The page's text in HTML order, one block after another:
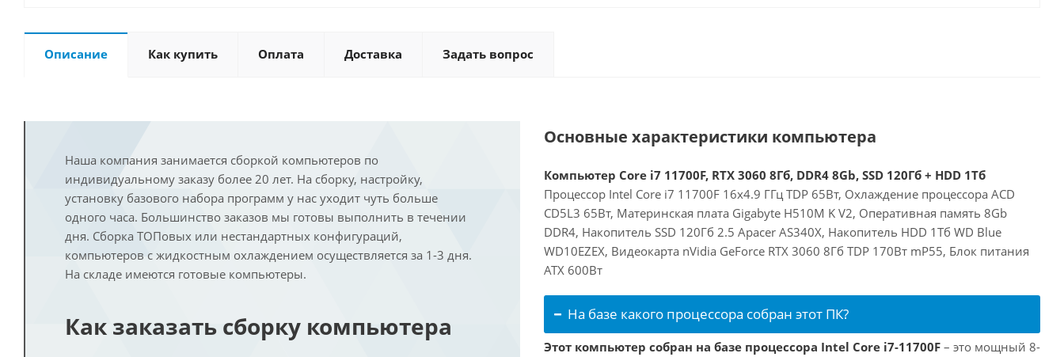
Описание Как купить Оплата Доставка Задать вопрос
Наша компания занимается сборкой компьютеров по
индивидуальному заказу более 20 лет. На сборку, настройку,
установку базового набора программ у нас уходит чуть больше
одного часа. Большинство заказов мы готовы выполнить в течении
дня. Сборка ТОПовых или нестандартных конфигураций,
компьютеров с жидкостным охлаждением осуществляется за 1-3 дня.
На складе имеются готовые компьютеры.
Как заказать сборку компьютера
Основные характеристики компьютера
Компьютер Core i7 11700F, RTX 3060 8Гб, DDR4 8Gb, SSD 120Гб + HDD 1Тб
Процессор Intel Core i7 11700F 16x4.9 ГГц TDP 65Вт, Охлаждение процессора ACD
CD5L3 65Вт, Материнская плата Gigabyte H510M K V2, Оперативная память 8Gb
DDR4, Накопитель SSD 120Гб 2.5 Apacer AS340X, Накопитель HDD 1Тб WD Blue
WD10EZEX, Видеокарта nVidia GeForce RTX 3060 8Гб TDP 170Вт mP55, Блок питания
ATX 600Вт
На базе какого процессора собран этот ПК?
Этот компьютер собран на базе процессора Intel Core i7-11700F – это мощный 8-